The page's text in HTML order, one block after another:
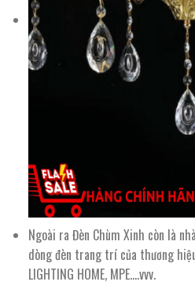
Ngoài ra Đèn Chùm Xinh còn là
dòng đèn trang trí của thương hiệu
LIGHTING HOME, MPE….vvv.